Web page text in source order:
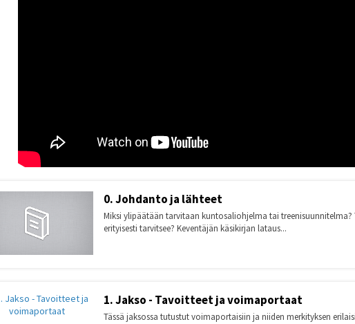
0. Johdanto ja lähteet
Miksi ylipäätään tarvitaan kuntosaliohjelma tai treenisuunnitelma?
erityisesti tarvitsee? Keventäjän käsikirjan lataus...
1. Jakso - Tavoitteet ja voimaportaat
Tässä jaksossa tutustut voimaportaisiin ja niiden merkityksen